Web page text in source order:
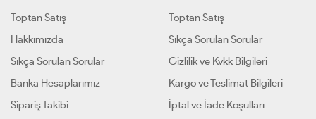
Toptan Satış
Hakkımızda
Sıkça Sorulan Sorular
Banka Hesaplarımız
Sipariş Takibi
Toptan Satış
Sıkça Sorulan Sorular
Gizlilik ve Kvkk Bilgileri
Kargo ve Teslimat Bilgileri
İptal ve İade Koşulları